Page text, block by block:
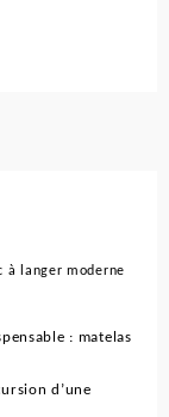
à langer moderne
: matelas
d’une